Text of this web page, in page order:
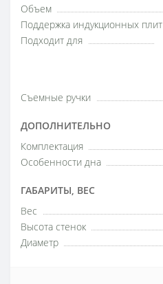
Объем
Поддержка индукционных плит
Подходит для
Съемные ручки
ДОПОЛНИТЕЛЬНО
Комплектация
Особенности дна
ГАБАРИТЫ, ВЕС
Вес
Высота стенок
Диаметр